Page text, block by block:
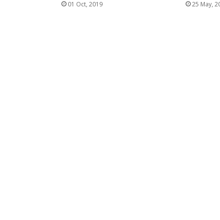
01 Oct, 2019 25 May,